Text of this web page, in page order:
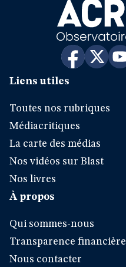
Liens utiles
Toutes nos rubriques
Médiacritiques
La carte des médias
Nos vidéos sur Blast
Nos livres
À propos
Qui sommes-nous
Transparence financière
Nous contacter